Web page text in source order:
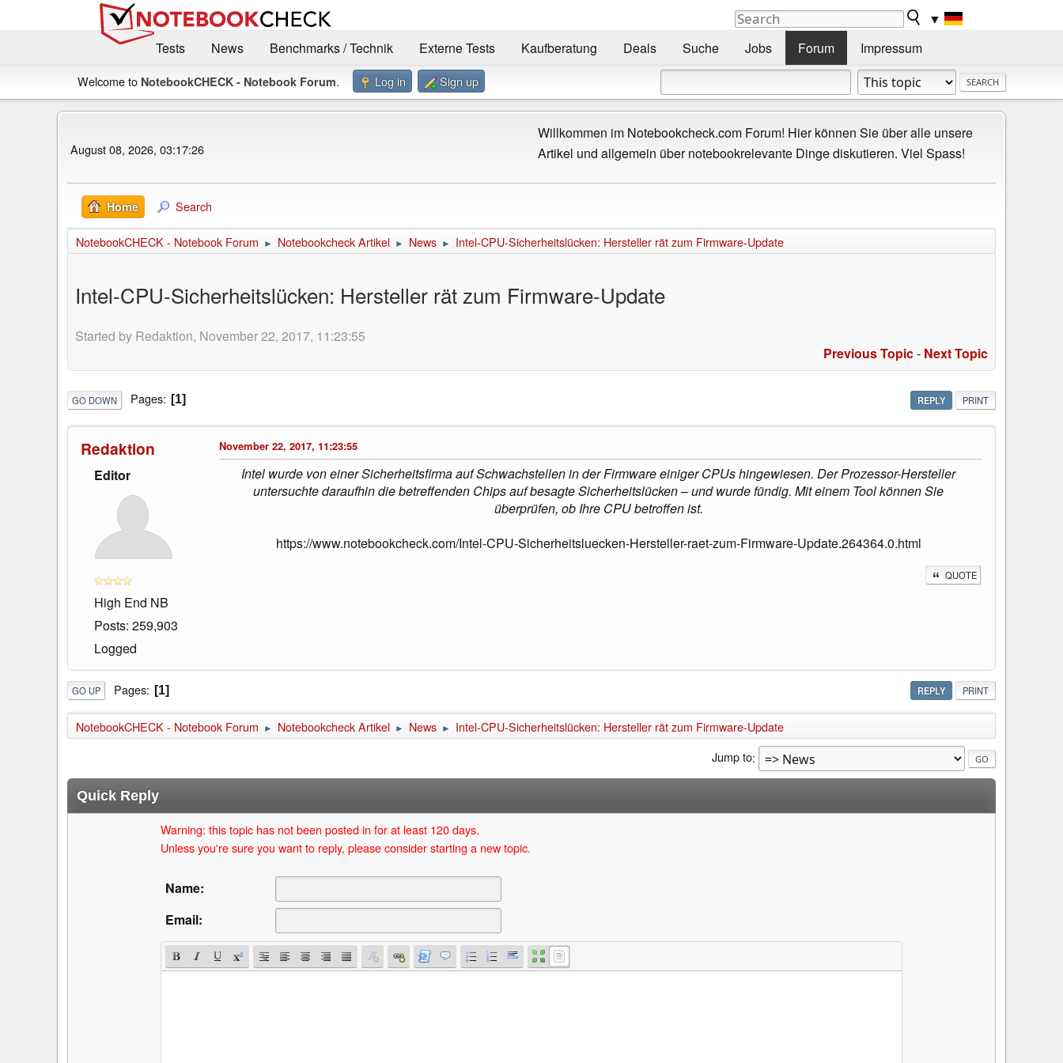
▼
Tests
News Benchmarks / Technik Externe Tests Kaufberatung Deals Suche Jobs Forum Impressum
Welcome to NotebookCHECK - Notebook Forum. Log in Sign up
August 08, 2026, 03:17:26
Willkommen im Notebookcheck.com Forum! Hier können Sie über alle unsere
Artikel und allgemein über notebookrelevante Dinge diskutieren. Viel Spass!
Home Search
NotebookCHECK - Notebook Forum ► Notebookcheck Artikel ► News ► Intel-CPU-Sicherheitslücken: Hersteller rät zum Firmware-Update
Intel-CPU-Sicherheitslücken: Hersteller rät zum Firmware-Update
Started by Redaktion, November 22, 2017, 11:23:55
Previous Topic- Next Topic
REPLY PRINT
GO DOWN Pages 1
Redaktion
Editor
High End NB
Posts: 259,903
Logged
November 22, 2017, 11:23:55
Intel wurde von einer Sicherheitsfirma auf Schwachstellen in der Firmware einiger CPUs hingewiesen. Der Prozessor-Hersteller
untersuchte daraufhin die betreffenden Chips auf besagte Sicherheitslücken – und wurde fündig. Mit einem Tool können Sie
überprüfen, ob Ihre CPU betroffen ist.
https://www.notebookcheck.com/Intel-CPU-Sicherheitsluecken-Hersteller-raet-zum-Firmware-Update.264364.0.html
QUOTE
REPLY PRINT
GO UP Pages 1
NotebookCHECK - Notebook Forum ► Notebookcheck Artikel ► News ►
Intel-CPU-Sicherheitslücken: Hersteller rät zum Firmware-Update
Jump to
Quick Reply
Warning: this topic has not been posted in for at least 120 days.
Unless you're sure you want to reply, please consider starting a new topic.
Name:
Email: